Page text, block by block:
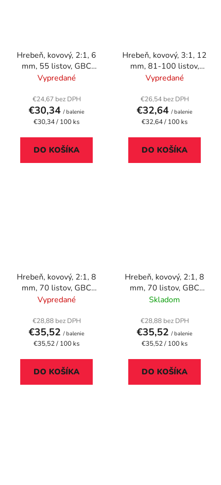
Hrebeň, kovový, 2:1, 6
mm, 55 listov, GBC
"MultiBind 21",
Vypredané
€24,67 bez DPH
€30,34 / balenie
Jednotková
€30,34 / 100 ks
DO KOŠÍKA
Hrebeň, kovový, 3:1, 12
mm, 81-100 listov,
FELLOWES, strieborný
Vypredané
€26,54 bez DPH
€32,64 / balenie
Jednotková
€32,64 / 100 ks
DO KOŠÍKA
Hrebeň, kovový, 2:1, 8
mm, 70 listov, GBC
"MultiBind 21", čierny
Vypredané
€28,88 bez DPH
€35,52 / balenie
Jednotková
€35,52 / 100 ks
DO KOŠÍKA
Hrebeň, kovový, 2:1, 8
mm, 70 listov, GBC
"MultiBind 21", biely
Skladom
€28,88 bez DPH
€35,52 / balenie
Jednotková
€35,52 / 100 ks
DO KOŠÍKA